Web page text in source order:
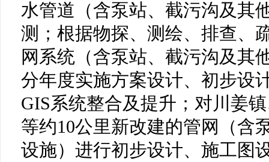
水管道（含泵站、截污沟及其
测；根据物探、测绘、排查、
网系统 （含泵站、截污沟及其
分年度实施方案设计、 初步设
GIS系统整合及提升 ； 对川姜
等约10公里新改建的管网（含
设施）进行初步设计、 施工图